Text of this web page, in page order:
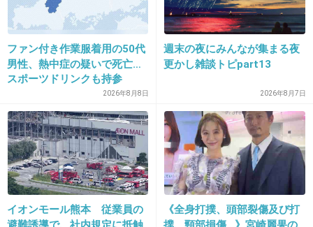
18. 匿名 2014/09/26(金) 22:56:35
先生カッコよすぎ！
どんどんワルになってくところがたまらんね！
センスがいいドラマだと思います。
ウオーキングデッドと制作チームが同じな
の？？
+21 -2
ファン付き作業服着用の50代
男性、熱中症の疑いで死亡…
スポーツドリンクも持参
2026年8月8日
週末の夜にみんなが集まる夜
更かし雑談トピpart13
2026年8月7日
イオンモール熊本 従業員の
避難誘導で、社内規定に抵触
《全身打撲、頭部裂傷及び打
撲、頸部損傷…》宮崎麗果の